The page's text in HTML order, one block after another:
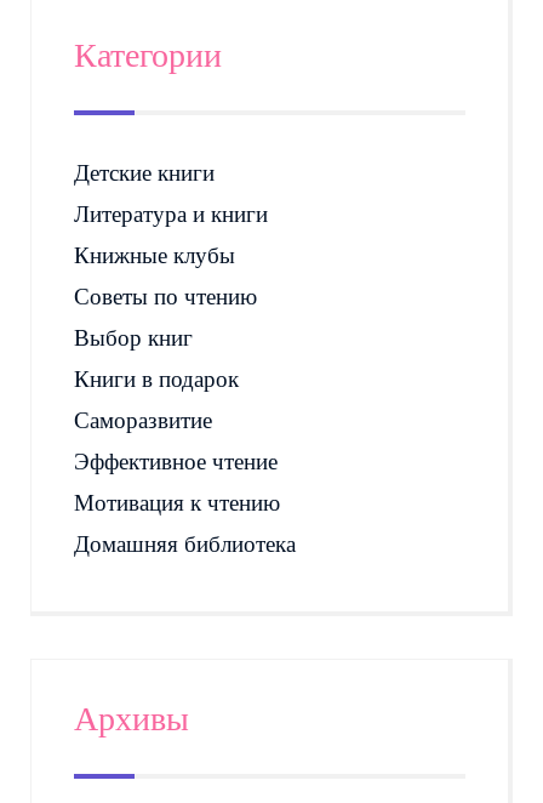
Категории
Детские книги
Литература и книги
Книжные клубы
Советы по чтению
Выбор книг
Книги в подарок
Саморазвитие
Эффективное чтение
Мотивация к чтению
Домашняя библиотека
Архивы